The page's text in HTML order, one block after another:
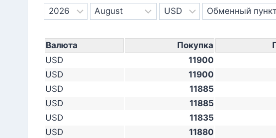
Валюта Покупка
USD
11900
USD
11900
USD
11885
USD
11885
USD
11835
USD
11880